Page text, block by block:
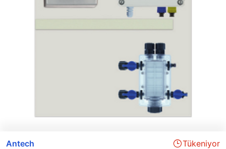
Antech Tükeniyor